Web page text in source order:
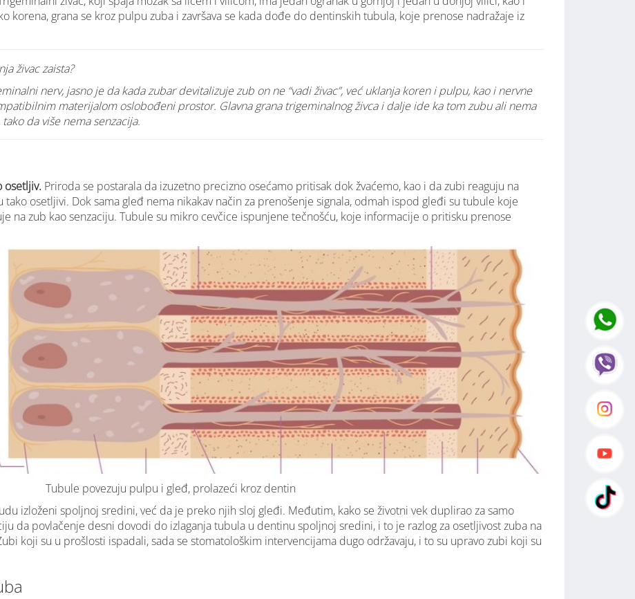
korena, grana se kroz pulpu zuba i završava se kada dođe do dentinskih tubula, koje prenose nadražaje iz
živac zaista?
nerv, jasno je da kada zubar devitalizuje zub on ne “vadi živac”, već uklanja koren i pulpu, kao i nervne
materijalom oslobođeni prostor. Glavna grana trigeminalnog živca i dalje ide ka tom zubu ali nema
da više nema senzacija.
osetljiv. Priroda se postarala da izuzetno precizno osećamo pritisak dok žvaćemo, kao i da zubi reaguju na
osetljivi. Dok sama gleđ nema nikakav način za prenošenje signala, odmah ispod gleđi su tubule koje
na zub kao senzaciju. Tubule su mikro cevčice ispunjene tečnošću, koje informacije o pritisku prenose
Tubule povezuju pulpu i gleđ, prolazeći kroz dentin
izloženi spoljnoj sredini, već da je preko njih sloj gleđi. Međutim, kako se životni vek duplirao za samo
da povlačenje desni dovodi do izlaganja tubula u dentinu spoljnoj sredini, i to je razlog za osetljivost zuba na
koji su u prošlosti ispadali, sada se stomatološkim intervencijama dugo održavaju, i to su upravo zubi koji su